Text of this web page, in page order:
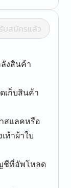
บสมัครแล้ว
งสินค้า
เก็บสินค้า
าสแลคหรือ
ท้าผ้าใบ
ชีที่อัพโหลด